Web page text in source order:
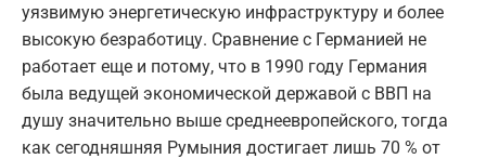
уязвимую энергетическую инфраструктуру и более
высокую безработицу. Сравнение с Германией не
работает еще и потому, что в 1990 году Германия
была ведущей экономической державой с ВВП на
душу значительно выше среднеевропейского, тогда
как сегодняшняя Румыния достигает лишь 70 % от